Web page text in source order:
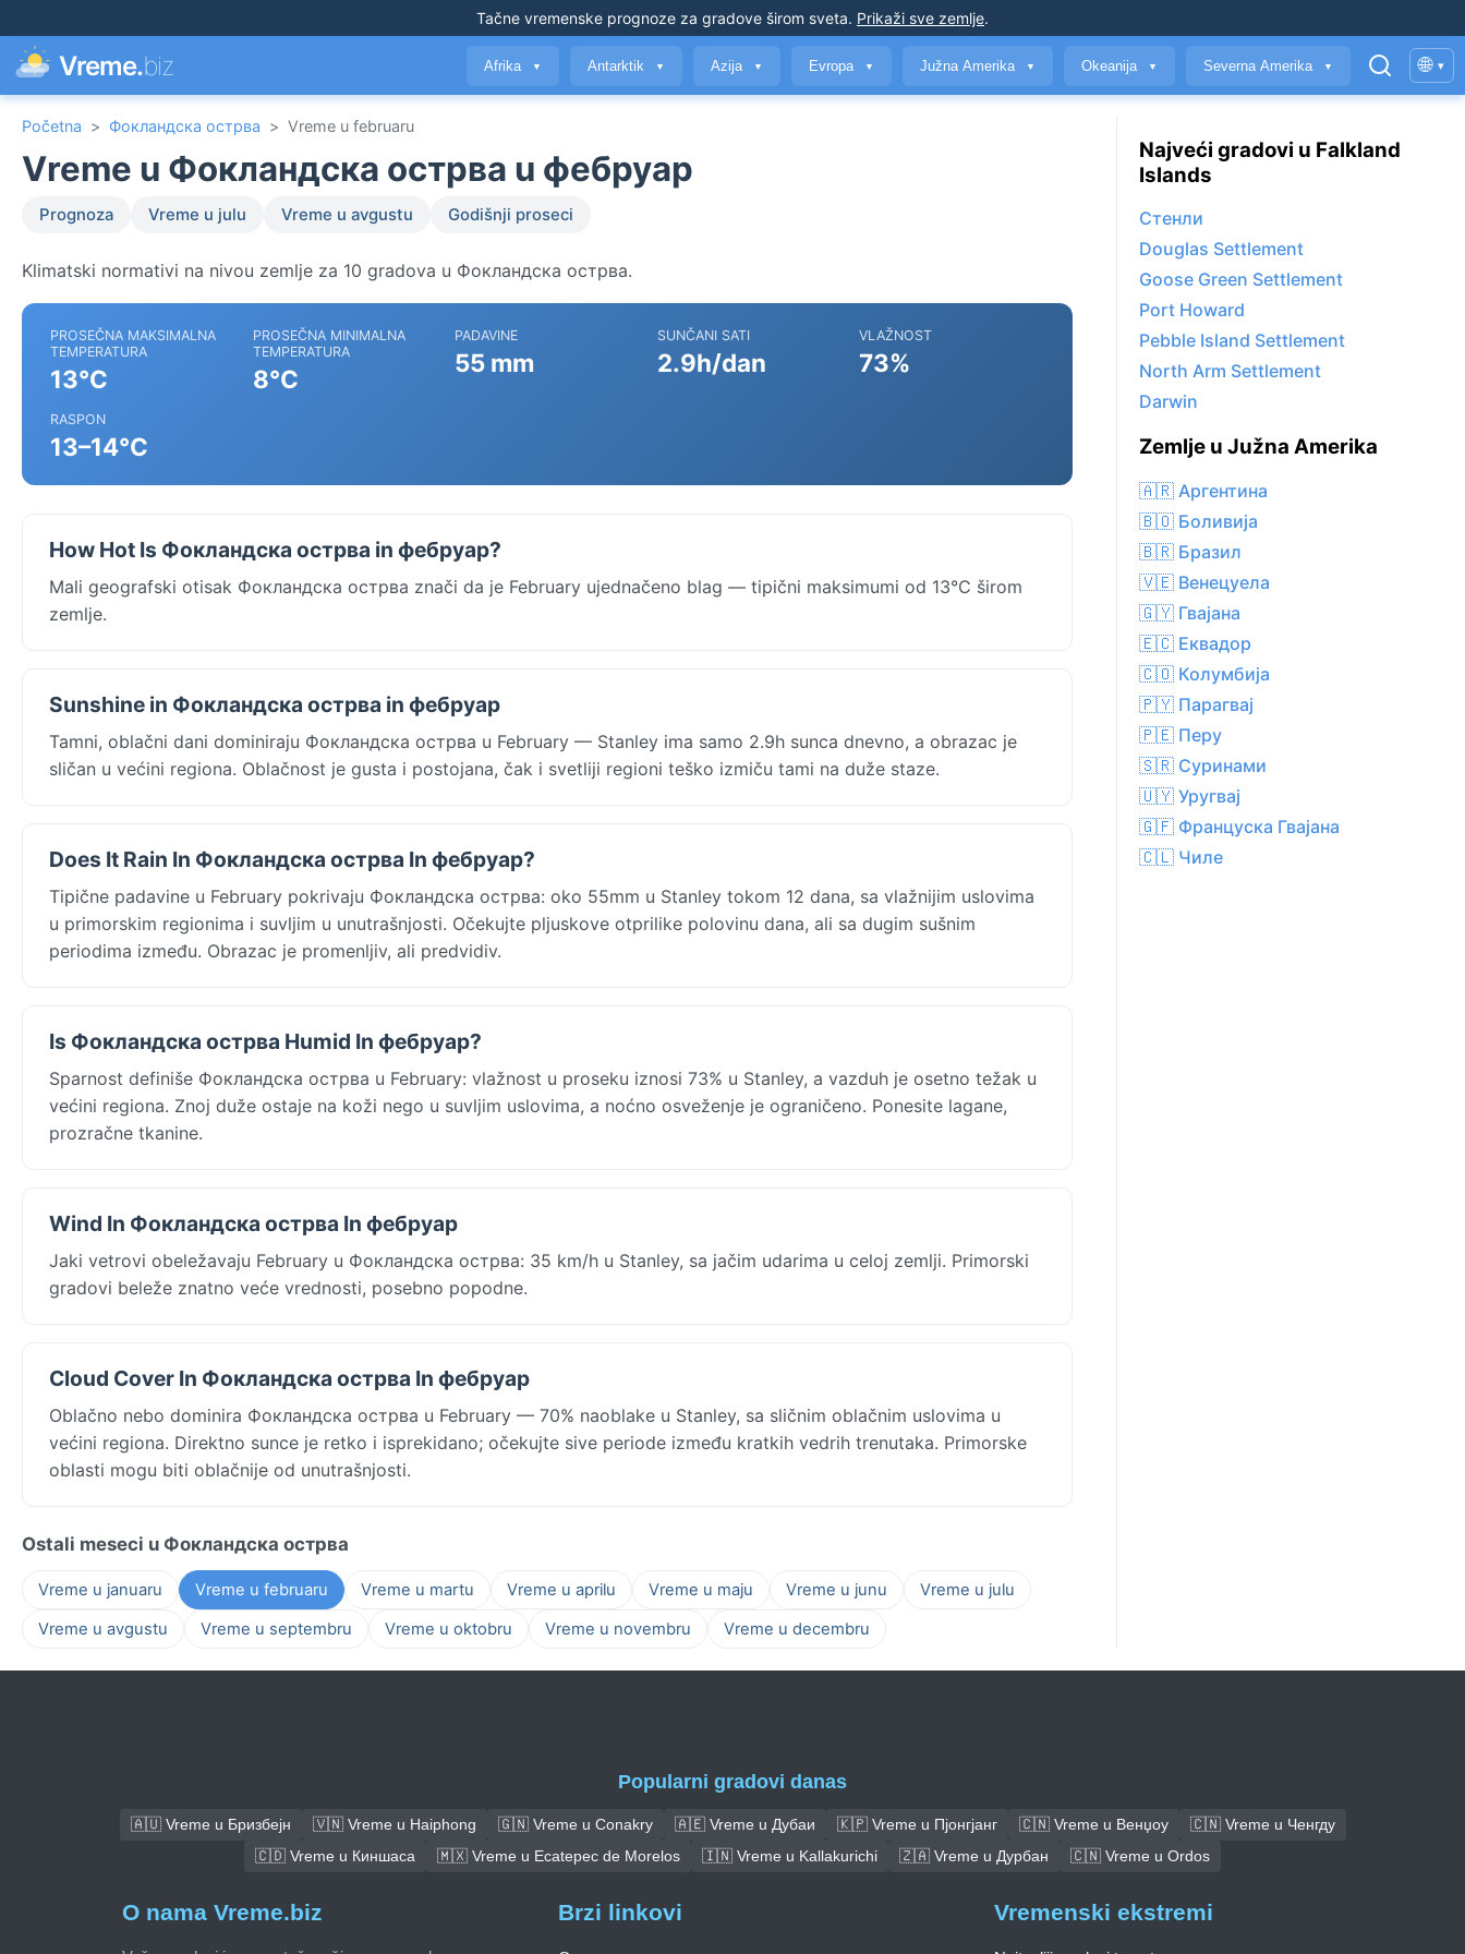
Tačne vremenske prognoze za gradove širom sveta. Prikaži sve zemlje.
Vreme.biz Afrika ▼ Antarktik ▼ Azija ▼ Evropa ▼ Južna Amerika ▼ Okeanija ▼ Severna Amerika ▼ 🌐 ▾
Početna > Фокландска острва > Vreme u februaru
Vreme u Фокландска острва u фебруар
Prognoza Vreme u julu Vreme u avgustu Godišnji proseci
Klimatski normativi na nivou zemlje za 10 gradova u Фокландска острва.
PROSEČNA MAKSIMALNA
TEMPERATURA
13°C
PROSEČNA MINIMALNA
TEMPERATURA
8°C
PADAVINE
55 mm
SUNČANI SATI
2.9h/dan
VLAŽNOST
73%
RASPON
13–14°C
How Hot Is Фокландска острва in фебруар?
Mali geografski otisak Фокландска острва znači da je February ujednačeno blag — tipični maksimumi od 13°C širom
zemlje.
Sunshine in Фокландска острва in фебруар
Tamni, oblačni dani dominiraju Фокландска острва u February — Stanley ima samo 2.9h sunca dnevno, a obrazac je
sličan u većini regiona. Oblačnost je gusta i postojana, čak i svetliji regioni teško izmiču tami na duže staze.
Does It Rain In Фокландска острва In фебруар?
Tipične padavine u February pokrivaju Фокландска острва: oko 55mm u Stanley tokom 12 dana, sa vlažnijim uslovima
u primorskim regionima i suvljim u unutrašnjosti. Očekujte pljuskove otprilike polovinu dana, ali sa dugim sušnim
periodima između. Obrazac je promenljiv, ali predvidiv.
Is Фокландска острва Humid In фебруар?
Sparnost definiše Фокландска острва u February: vlažnost u proseku iznosi 73% u Stanley, a vazduh je osetno težak u
većini regiona. Znoj duže ostaje na koži nego u suvljim uslovima, a noćno osveženje je ograničeno. Ponesite lagane,
prozračne tkanine.
Wind In Фокландска острва In фебруар
Jaki vetrovi obeležavaju February u Фокландска острва: 35 km/h u Stanley, sa jačim udarima u celoj zemlji. Primorski
gradovi beleže znatno veće vrednosti, posebno popodne.
Cloud Cover In Фокландска острва In фебруар
Oblačno nebo dominira Фокландска острва u February — 70% naoblake u Stanley, sa sličnim oblačnim uslovima u
većini regiona. Direktno sunce je retko i isprekidano; očekujte sive periode između kratkih vedrih trenutaka. Primorske
oblasti mogu biti oblačnije od unutrašnjosti.
Ostali meseci u Фокландска острва
Vreme u januaru Vreme u februaru Vreme u martu Vreme u aprilu Vreme u maju Vreme u junu
Vreme u julu
Vreme u avgustu
Vreme u septembru Vreme u oktobru Vreme u novembru Vreme u decembru
Najveći gradovi u Falkland
Islands
Стенли
Douglas Settlement
Goose Green Settlement
Port Howard
Pebble Island Settlement
North Arm Settlement
Darwin
Zemlje u Južna Amerika
🇦🇷 Аргентина
🇧🇴 Боливија
🇧🇷 Бразил
🇻🇪 Венецуела
🇬🇾 Гвајана
🇪🇨 Еквадор
🇨🇴 Колумбија
🇵🇾 Парагвај
🇵🇪 Перу
🇸🇷 Суринами
🇺🇾 Уругвај
🇬🇫 Француска Гвајана
🇨🇱 Чиле
Popularni gradovi danas
🇦🇺 Vreme u Бризбејн 🇻🇳 Vreme u Haiphong 🇬🇳 Vreme u Conakry 🇦🇪 Vreme u Дубаи 🇰🇵 Vreme u Пјонгјанг 🇨🇳 Vreme u Венџоу
🇨🇳 Vreme u Ченгду
🇨🇩 Vreme u Киншаса
🇲🇽 Vreme u Ecatepec de Morelos 🇮🇳 Vreme u Kallakurichi 🇿🇦 Vreme u Дурбан 🇨🇳 Vreme u Ordos
O nama Vreme.biz Brzi linkovi Vremenski ekstremi